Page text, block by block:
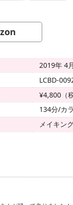
2019年 4
LCBD-
¥4,800（
134分/カ
メイキン